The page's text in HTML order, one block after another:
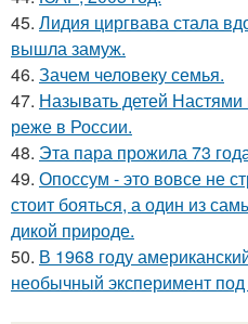
45. Лидия циргвава стала
вышла замуж.
46. Зачем человеку семья.
47. Называть детей
реже в России.
48. Эта пара прожила 73
49. Опоссум - это вовсе не
стоит бояться, а один из
дикой природе.
50. В 1968 году
необычный эксперимент